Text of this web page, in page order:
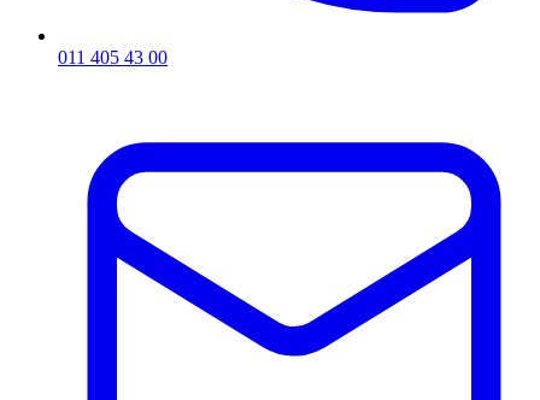
011 405 43 00